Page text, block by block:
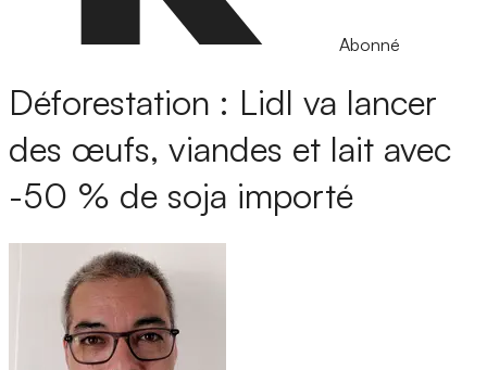
Abonné
Déforestation : Lidl va lancer
des œufs, viandes et lait avec
-50 % de soja importé